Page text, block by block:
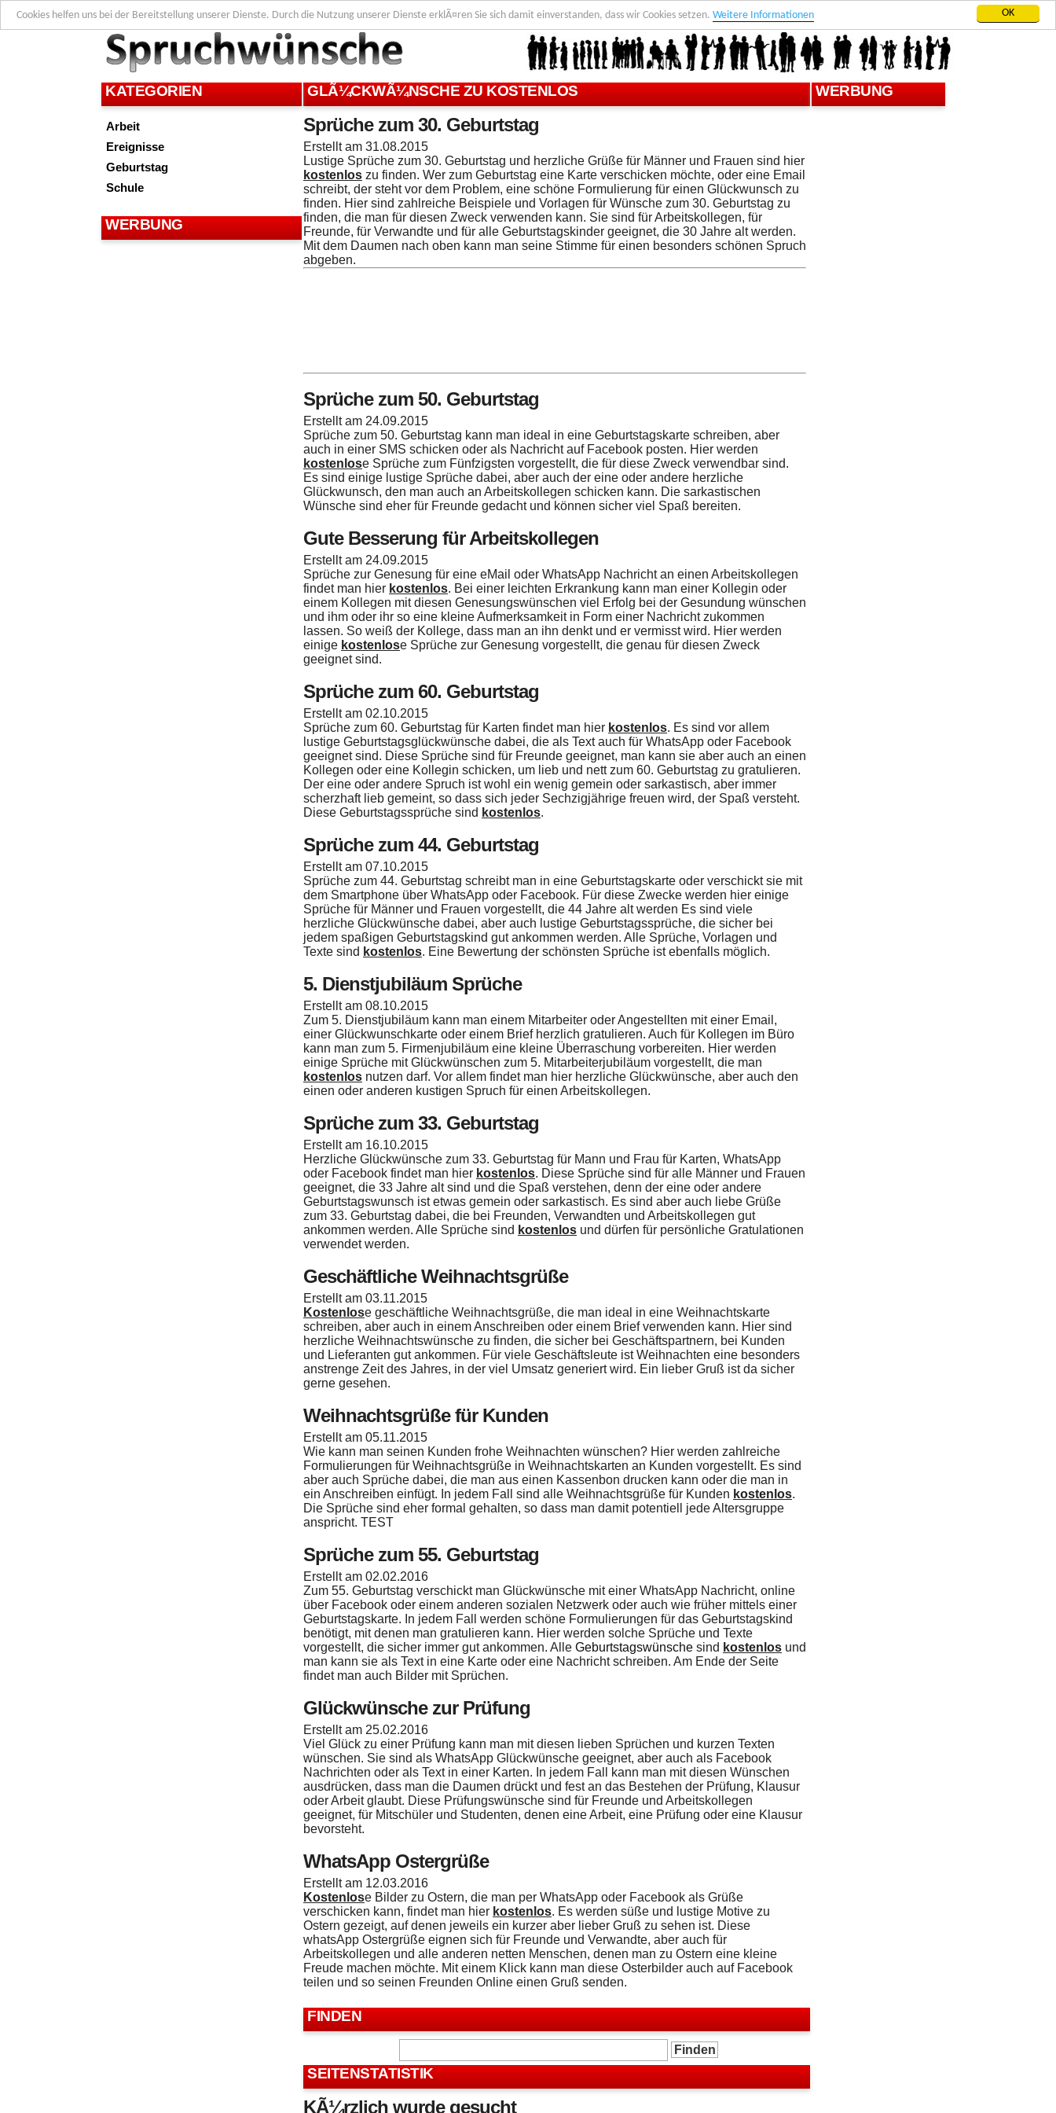
OK
Cookies helfen uns bei der Bereitstellung unserer Dienste. Durch die Nutzung unserer Dienste erklÃ¤ren Sie sich damit einverstanden, dass wir Cookies setzen. Weitere Informationen
KATEGORIEN
Arbeit
Ereignisse
Geburtstag
Schule
WERBUNG
GLÃ¼CKWÃ¼NSCHE ZU KOSTENLOS
Sprüche zum 30. Geburtstag
Erstellt am 31.08.2015
Lustige Sprüche zum 30. Geburtstag und herzliche Grüße für Männer und Frauen sind hier
kostenlos zu finden. Wer zum Geburtstag eine Karte verschicken möchte, oder eine Email
schreibt, der steht vor dem Problem, eine schöne Formulierung für einen Glückwunsch zu
finden. Hier sind zahlreiche Beispiele und Vorlagen für Wünsche zum 30. Geburtstag zu
finden, die man für diesen Zweck verwenden kann. Sie sind für Arbeitskollegen, für
Freunde, für Verwandte und für alle Geburtstagskinder geeignet, die 30 Jahre alt werden.
Mit dem Daumen nach oben kann man seine Stimme für einen besonders schönen Spruch
abgeben.
Sprüche zum 50. Geburtstag
Erstellt am 24.09.2015
Sprüche zum 50. Geburtstag kann man ideal in eine Geburtstagskarte schreiben, aber
auch in einer SMS schicken oder als Nachricht auf Facebook posten. Hier werden
kostenlose Sprüche zum Fünfzigsten vorgestellt, die für diese Zweck verwendbar sind.
Es sind einige lustige Sprüche dabei, aber auch der eine oder andere herzliche
Glückwunsch, den man auch an Arbeitskollegen schicken kann. Die sarkastischen
Wünsche sind eher für Freunde gedacht und können sicher viel Spaß bereiten.
Gute Besserung für Arbeitskollegen
Erstellt am 24.09.2015
Sprüche zur Genesung für eine eMail oder WhatsApp Nachricht an einen Arbeitskollegen
findet man hier kostenlos. Bei einer leichten Erkrankung kann man einer Kollegin oder
einem Kollegen mit diesen Genesungswünschen viel Erfolg bei der Gesundung wünschen
und ihm oder ihr so eine kleine Aufmerksamkeit in Form einer Nachricht zukommen
lassen. So weiß der Kollege, dass man an ihn denkt und er vermisst wird. Hier werden
einige kostenlose Sprüche zur Genesung vorgestellt, die genau für diesen Zweck
geeignet sind.
Sprüche zum 60. Geburtstag
Erstellt am 02.10.2015
Sprüche zum 60. Geburtstag für Karten findet man hier kostenlos. Es sind vor allem
lustige Geburtstagsglückwünsche dabei, die als Text auch für WhatsApp oder Facebook
geeignet sind. Diese Sprüche sind für Freunde geeignet, man kann sie aber auch an einen
Kollegen oder eine Kollegin schicken, um lieb und nett zum 60. Geburtstag zu gratulieren.
Der eine oder andere Spruch ist wohl ein wenig gemein oder sarkastisch, aber immer
scherzhaft lieb gemeint, so dass sich jeder Sechzigjährige freuen wird, der Spaß versteht.
Diese Geburtstagssprüche sind kostenlos.
Sprüche zum 44. Geburtstag
Erstellt am 07.10.2015
Sprüche zum 44. Geburtstag schreibt man in eine Geburtstagskarte oder verschickt sie mit
dem Smartphone über WhatsApp oder Facebook. Für diese Zwecke werden hier einige
Sprüche für Männer und Frauen vorgestellt, die 44 Jahre alt werden Es sind viele
herzliche Glückwünsche dabei, aber auch lustige Geburtstagssprüche, die sicher bei
jedem spaßigen Geburtstagskind gut ankommen werden. Alle Sprüche, Vorlagen und
Texte sind kostenlos. Eine Bewertung der schönsten Sprüche ist ebenfalls möglich.
5. Dienstjubiläum Sprüche
Erstellt am 08.10.2015
Zum 5. Dienstjubiläum kann man einem Mitarbeiter oder Angestellten mit einer Email,
einer Glückwunschkarte oder einem Brief herzlich gratulieren. Auch für Kollegen im Büro
kann man zum 5. Firmenjubiläum eine kleine Überraschung vorbereiten. Hier werden
einige Sprüche mit Glückwünschen zum 5. Mitarbeiterjubiläum vorgestellt, die man
kostenlos nutzen darf. Vor allem findet man hier herzliche Glückwünsche, aber auch den
einen oder anderen kustigen Spruch für einen Arbeitskollegen.
Sprüche zum 33. Geburtstag
Erstellt am 16.10.2015
Herzliche Glückwünsche zum 33. Geburtstag für Mann und Frau für Karten, WhatsApp
oder Facebook findet man hier kostenlos. Diese Sprüche sind für alle Männer und Frauen
geeignet, die 33 Jahre alt sind und die Spaß verstehen, denn der eine oder andere
Geburtstagswunsch ist etwas gemein oder sarkastisch. Es sind aber auch liebe Grüße
zum 33. Geburtstag dabei, die bei Freunden, Verwandten und Arbeitskollegen gut
ankommen werden. Alle Sprüche sind kostenlos und dürfen für persönliche Gratulationen
verwendet werden.
Geschäftliche Weihnachtsgrüße
Erstellt am 03.11.2015
Kostenlose geschäftliche Weihnachtsgrüße, die man ideal in eine Weihnachtskarte
schreiben, aber auch in einem Anschreiben oder einem Brief verwenden kann. Hier sind
herzliche Weihnachtswünsche zu finden, die sicher bei Geschäftspartnern, bei Kunden
und Lieferanten gut ankommen. Für viele Geschäftsleute ist Weihnachten eine besonders
anstrenge Zeit des Jahres, in der viel Umsatz generiert wird. Ein lieber Gruß ist da sicher
gerne gesehen.
Weihnachtsgrüße für Kunden
Erstellt am 05.11.2015
Wie kann man seinen Kunden frohe Weihnachten wünschen? Hier werden zahlreiche
Formulierungen für Weihnachtsgrüße in Weihnachtskarten an Kunden vorgestellt. Es sind
aber auch Sprüche dabei, die man aus einen Kassenbon drucken kann oder die man in
ein Anschreiben einfügt. In jedem Fall sind alle Weihnachtsgrüße für Kunden kostenlos.
Die Sprüche sind eher formal gehalten, so dass man damit potentiell jede Altersgruppe
anspricht. TEST
Sprüche zum 55. Geburtstag
Erstellt am 02.02.2016
Zum 55. Geburtstag verschickt man Glückwünsche mit einer WhatsApp Nachricht, online
über Facebook oder einem anderen sozialen Netzwerk oder auch wie früher mittels einer
Geburtstagskarte. In jedem Fall werden schöne Formulierungen für das Geburtstagskind
benötigt, mit denen man gratulieren kann. Hier werden solche Sprüche und Texte
vorgestellt, die sicher immer gut ankommen. Alle Geburtstagswünsche sind kostenlos und
man kann sie als Text in eine Karte oder eine Nachricht schreiben. Am Ende der Seite
findet man auch Bilder mit Sprüchen.
Glückwünsche zur Prüfung
Erstellt am 25.02.2016
Viel Glück zu einer Prüfung kann man mit diesen lieben Sprüchen und kurzen Texten
wünschen. Sie sind als WhatsApp Glückwünsche geeignet, aber auch als Facebook
Nachrichten oder als Text in einer Karten. In jedem Fall kann man mit diesen Wünschen
ausdrücken, dass man die Daumen drückt und fest an das Bestehen der Prüfung, Klausur
oder Arbeit glaubt. Diese Prüfungswünsche sind für Freunde und Arbeitskollegen
geeignet, für Mitschüler und Studenten, denen eine Arbeit, eine Prüfung oder eine Klausur
bevorsteht.
WhatsApp Ostergrüße
Erstellt am 12.03.2016
Kostenlose Bilder zu Ostern, die man per WhatsApp oder Facebook als Grüße
verschicken kann, findet man hier kostenlos. Es werden süße und lustige Motive zu
Ostern gezeigt, auf denen jeweils ein kurzer aber lieber Gruß zu sehen ist. Diese
whatsApp Ostergrüße eignen sich für Freunde und Verwandte, aber auch für
Arbeitskollegen und alle anderen netten Menschen, denen man zu Ostern eine kleine
Freude machen möchte. Mit einem Klick kann man diese Osterbilder auch auf Facebook
teilen und so seinen Freunden Online einen Gruß senden.
FINDEN
SEITENSTATISTIK
KÃ¼rzlich wurde gesucht
WERBUNG